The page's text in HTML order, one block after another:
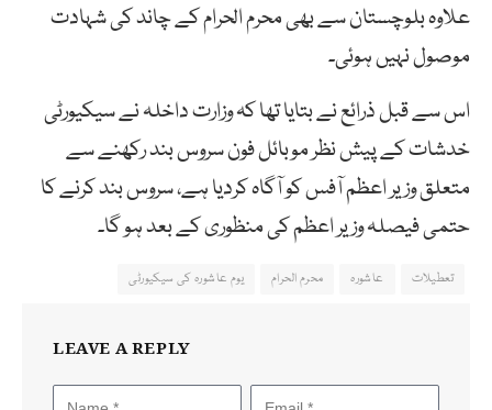
علاوہ بلوچستان سے بھی محرم الحرام کے چاند کی شہادت
موصول نہیں ہوئی۔
اس سے قبل ذرائع نے بتایا تھا کہ وزارت داخلہ نے سیکیورٹی
خدشات کے پیش نظر موبائل فون سروس بند رکھنے سے
متعلق وزیر اعظم آفس کو آگاہ کردیا ہے، سروس بند کرنے کا
حتمی فیصلہ وزیر اعظم کی منظوری کے بعد ہو گا۔
تعطیلات عاشورہ محرم الحرام یوم عاشورہ کی سیکیورٹی
LEAVE A REPLY